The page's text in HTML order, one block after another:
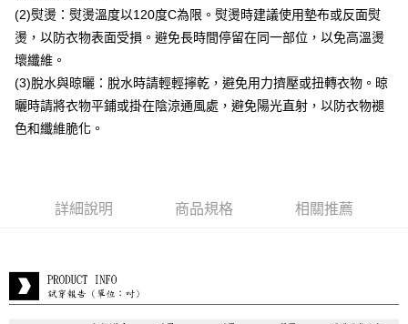
付款後7-11取貨
每筆NT$80，滿NT$888(含以上)免運費
宅配到府
每筆NT$80，滿NT$888(含以上)免運費
貨到付款
(2)熨燙：熨燙溫度以120度C為限。熨燙時建議使用墊布或反面熨
燙，以防衣物表面受損。避免長時間停留在同一部位，以免高溫燙
壞纖維。
(3)脫水與晾曬：脫水時請輕輕擰乾，避免用力擠壓或扭轉衣物。晾
曬時請將衣物平鋪或掛在陰涼通風處，避免陽光直射，以防衣物褪
色和纖維脆化。
詳細說明 商品規格 相關推薦